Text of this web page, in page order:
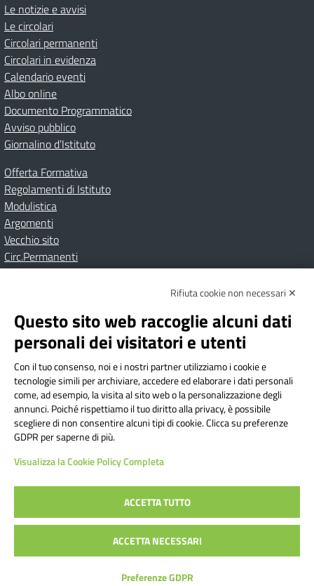
Le notizie e avvisi
Le circolari
Circolari permanenti
Circolari in evidenza
Calendario eventi
Albo online
Documento Programmatico
Avviso pubblico
Giornalino d’Istituto
Offerta Formativa
Regolamenti di Istituto
Modulistica
Argomenti
Vecchio sito
Circ.Permanenti
Albo onlinePrivacy Policy
Dichiarazione di accessibilità
Note Legali
Istituto Comprensivo Bricherasio
Via Cesare Bollea n. 3 - 10064 Bricherasio (TO) | P.E.O.:
toic84200d@istruzione.it | P.E.C.:
toic84200d@pec.istruzione.it
Codice Fiscale: 94544620019 | Cod. Meccanografico:
TOIC84200D | Codice IPA: istsc_toic84200d | Codice
Univoco: UFYI9M
Sito web realizzato da AVVALE SPA|Concept & Design by
Designers Italia
Rifiuta cookie non necessari ✕
Questo sito web raccoglie alcuni dati
personali dei visitatori e utenti
Con il tuo consenso, noi e i nostri partner utilizziamo i cookie e
tecnologie simili per archiviare, accedere ed elaborare i dati personali
come, ad esempio, la visita al sito web o la personalizzazione degli
annunci. Poiché rispettiamo il tuo diritto alla privacy, è possibile
scegliere di non consentire alcuni tipi di cookie. Clicca su preferenze
GDPR per saperne di più.
Visualizza la Cookie Policy Completa
ACCETTA TUTTO
ACCETTA NECESSARI
Preferenze GDPR